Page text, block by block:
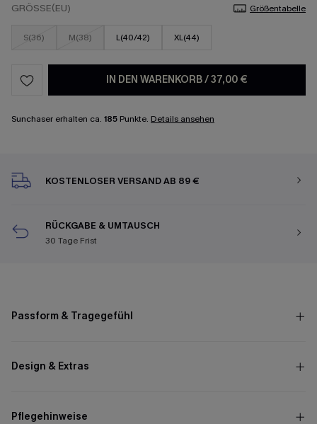
GRÖSSE(EU) Größentabelle
S(36) M(38) L(40/42) XL(44)
IN DEN WARENKORB/37,00 €
Sunchaser erhalten ca. 185 Punkte. Details ansehen
KOSTENLOSER VERSAND AB 89 €
RÜCKGABE & UMTAUSCH
30 Tage Frist
Passform & Tragegefühl
Design & Extras
Pflegehinweise